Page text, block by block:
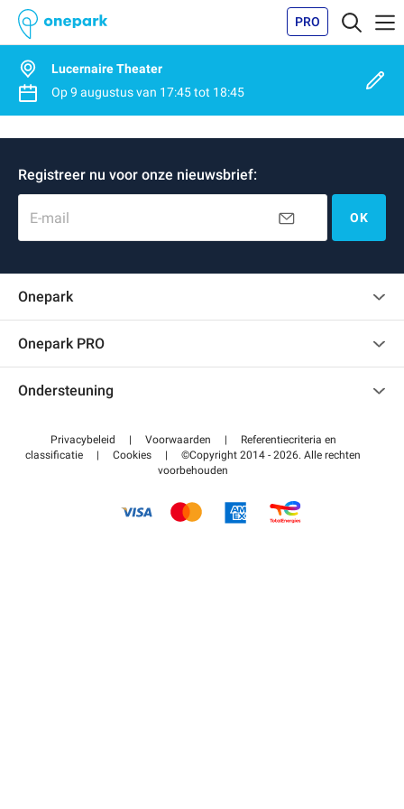
PRO
Lucernaire Theater
Op9 augustusvan 17:45tot 18:45
Registreer nu voor onze nieuwsbrief:
E-mail OK
Onepark
Onepark PRO
Word partner van Onepark
Ondersteuning
Helpcentrum
Betalen voor parkeren FLOW
Privacybeleid | Voorwaarden |
Referentiecriteria en
classificatie
| Cookies |
©Copyright 2014 - 2026. Alle rechten
voorbehouden